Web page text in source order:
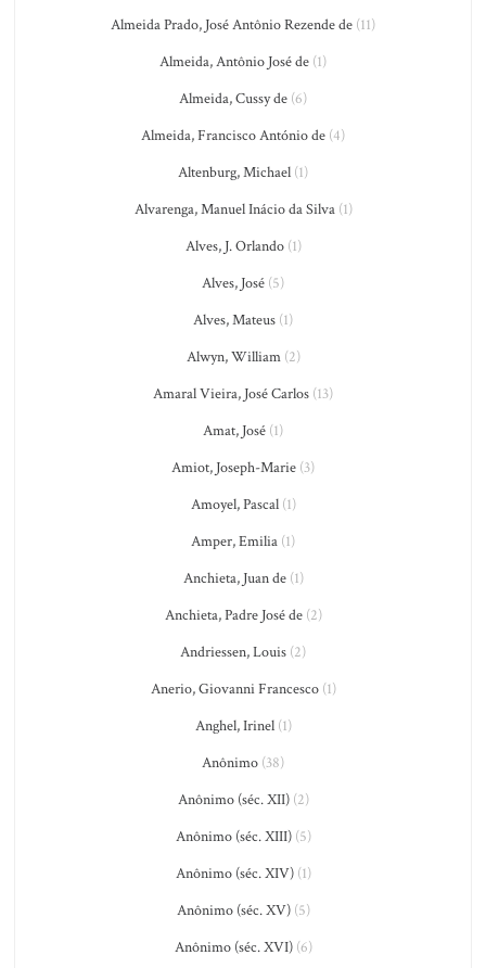
Almeida Prado, José Antônio Rezende de (11)
Almeida, Antônio José de (1)
Almeida, Cussy de (6)
Almeida, Francisco António de (4)
Altenburg, Michael (1)
Alvarenga, Manuel Inácio da Silva(1)
Alves, J. Orlando(1)
Alves, José (5)
Alves, Mateus (1)
Alwyn, William(2)
Amaral Vieira, José Carlos (13)
Amat, José (1)
Amiot, Joseph-Marie (3)
Amoyel, Pascal(1)
Amper, Emilia (1)
Anchieta, Juan de(1)
Anchieta, Padre José de(2)
Andriessen, Louis (2)
Anerio, Giovanni Francesco(1)
Anghel, Irinel(1)
Anônimo (38)
Anônimo (séc. XII)(2)
Anônimo (séc. XIII)(5)
Anônimo (séc. XIV)(1)
Anônimo (séc. XV)(5)
Anônimo (séc. XVI)(6)